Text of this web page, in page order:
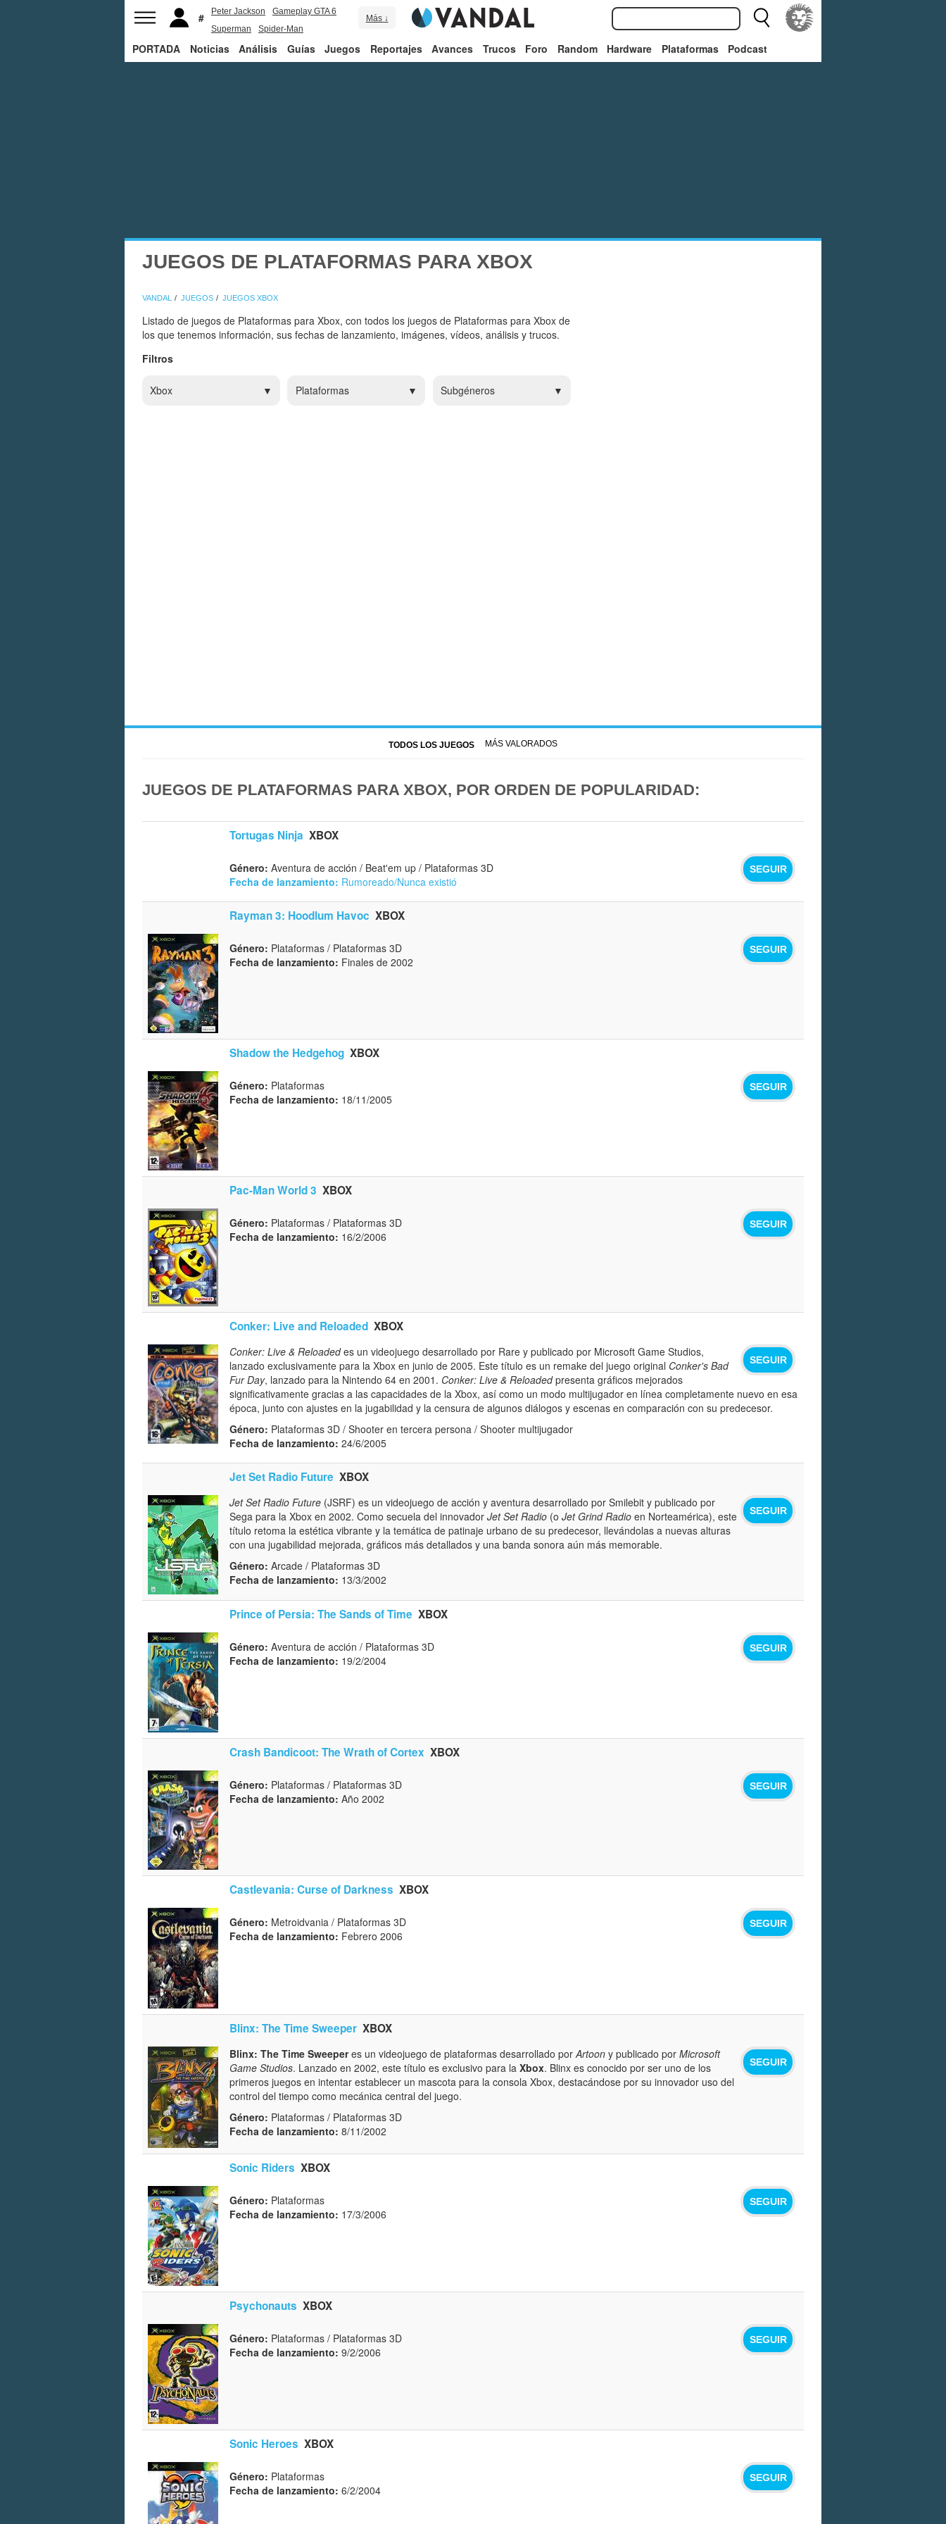
Peter Jackson
Gameplay GTA 6
Superman
Spider-Man
Más ↓
PORTADA Noticias Análisis Guías Juegos Reportajes Avances Trucos Foro Random Hardware Plataformas Podcast
JUEGOS DE PLATAFORMAS PARA XBOX
VANDAL JUEGOS JUEGOS XBOX
Listado de juegos de Plataformas para Xbox, con todos los juegos de Plataformas para Xbox de
los que tenemos información, sus fechas de lanzamiento, imágenes, vídeos, análisis y trucos.
Filtros
Xbox Plataformas Subgéneros
TODOS LOS JUEGOS MÁS VALORADOS
JUEGOS DE PLATAFORMAS PARA XBOX, POR ORDEN DE POPULARIDAD:
Tortugas Ninja XBOX
SEGUIR
Género: Aventura de acción / Beat'em up / Plataformas 3D
Fecha de lanzamiento: Rumoreado/Nunca existió
Rayman 3: Hoodlum Havoc XBOX
SEGUIR
Género: Plataformas / Plataformas 3D
Fecha de lanzamiento: Finales de 2002
Shadow the Hedgehog XBOX
SEGUIR
Género: Plataformas
Fecha de lanzamiento: 18/11/2005
Pac-Man World 3 XBOX
SEGUIR
Género: Plataformas / Plataformas 3D
Fecha de lanzamiento: 16/2/2006
Conker: Live and Reloaded XBOX
SEGUIR
Conker: Live & Reloadedes un videojuego desarrollado por Rare y publicado por Microsoft Game Studios,
lanzado exclusivamente para la Xbox en junio de 2005. Este título es un remake del juego original Conker's Bad
Fur Day, lanzado para la Nintendo 64 en 2001. Conker: Live & Reloadedpresenta gráficos mejorados
significativamente gracias a las capacidades de la Xbox, así como un modo multijugador en línea completamente nuevo en esa
época, junto con ajustes en la jugabilidad y la censura de algunos diálogos y escenas en comparación con su predecesor.
Género: Plataformas 3D / Shooter en tercera persona / Shooter multijugador
Fecha de lanzamiento: 24/6/2005
Jet Set Radio Future XBOX
SEGUIR
Jet Set Radio Future (JSRF) es un videojuego de acción y aventura desarrollado por Smilebit y publicado por
Sega para la Xbox en 2002. Como secuela del innovador Jet Set Radio (o Jet Grind Radio en Norteamérica), este
título retoma la estética vibrante y la temática de patinaje urbano de su predecesor, llevándolas a nuevas alturas
con una jugabilidad mejorada, gráficos más detallados y una banda sonora aún más memorable.
Género: Arcade / Plataformas 3D
Fecha de lanzamiento: 13/3/2002
Prince of Persia: The Sands of Time XBOX
SEGUIR
Género: Aventura de acción / Plataformas 3D
Fecha de lanzamiento: 19/2/2004
Crash Bandicoot: The Wrath of Cortex XBOX
SEGUIR
Género: Plataformas / Plataformas 3D
Fecha de lanzamiento: Año 2002
Castlevania: Curse of Darkness XBOX
SEGUIR
Género: Metroidvania / Plataformas 3D
Fecha de lanzamiento: Febrero 2006
Blinx: The Time Sweeper XBOX
SEGUIR
Blinx: The Time Sweeperes un videojuego de plataformas desarrollado por Artoon y publicado por Microsoft
Game Studios. Lanzado en 2002, este título es exclusivo para la Xbox. Blinx es conocido por ser uno de los
primeros juegos en intentar establecer un mascota para la consola Xbox, destacándose por su innovador uso del
control del tiempo como mecánica central del juego.
Género: Plataformas / Plataformas 3D
Fecha de lanzamiento: 8/11/2002
Sonic Riders XBOX
SEGUIR
Género: Plataformas
Fecha de lanzamiento: 17/3/2006
Psychonauts XBOX
SEGUIR
Género: Plataformas / Plataformas 3D
Fecha de lanzamiento: 9/2/2006
Sonic Heroes XBOX
SEGUIR
Género: Plataformas
Fecha de lanzamiento: 6/2/2004